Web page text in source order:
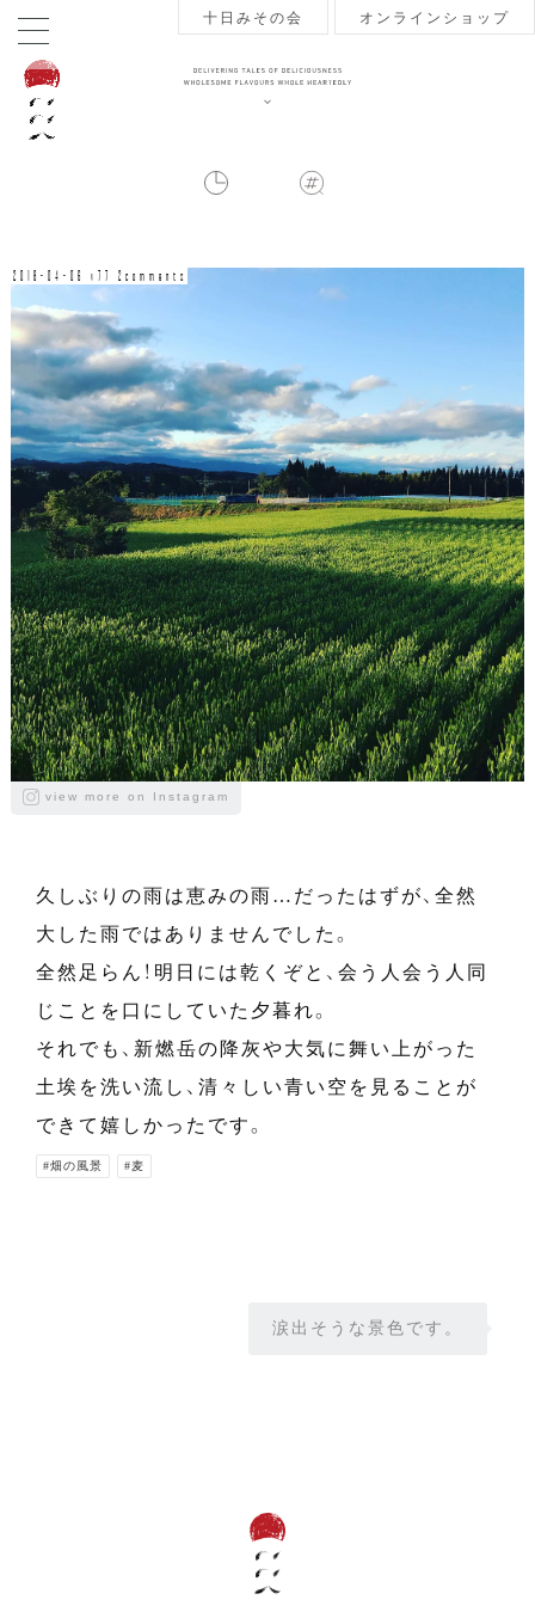
十日みその会 オンラインショップ
2018-04-06 v77 2comments
view more on Instagram
久しぶりの雨は恵みの雨…だったはずが、全然
大した雨ではありませんでした。
全然足らん！明日には乾くぞと、会う人会う人同
じことを口にしていた夕暮れ。
それでも、新燃岳の降灰や大気に舞い上がった
土埃を洗い流し、清々しい青い空を見ることが
できて嬉しかったです。
#畑の風景 #麦
涙出そうな景色です。